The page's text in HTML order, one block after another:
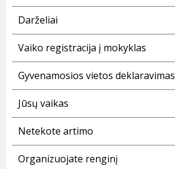
Darželiai
Vaiko registracija į mokyklas
Gyvenamosios vietos deklaravimas
Jūsų vaikas
Netekote artimo
Organizuojate renginį